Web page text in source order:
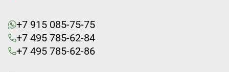
+7 915 085-75-75
+7 495 785-62-84
+7 495 785-62-86